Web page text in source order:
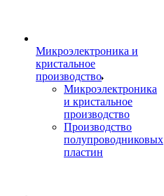
Микроэлектроника и
кристальное
производство
Микроэлектроника
и кристальное
производство
Производство
полупроводниковых
пластин